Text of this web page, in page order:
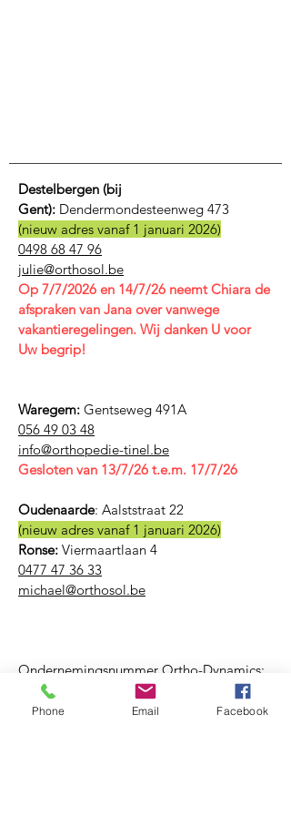
Destelbergen (bij
Gent): Dendermondesteenweg 473
(nieuw adres vanaf 1 januari 2026)
0498 68 47 96
julie@orthosol.be
Op 7/7/2026 en 14/7/26 neemt Chiara de
afspraken van Jana over vanwege
vakantieregelingen. Wij danken U voor
Uw begrip!
Waregem: Gentseweg 491A
056 49 03 48
​info@orthopedie-tinel.be
Gesloten van 13/7/26 t.e.m. 17/7/26
Oudenaarde: Aalststraat 22
(nieuw adres vanaf 1 januari 2026)
Ronse: Viermaartlaan 4
0477 47 36 33
michael@orthosol.be
Ondernemingsnummer Ortho-Dynamics:
0759 938 382
Phone Email Facebook